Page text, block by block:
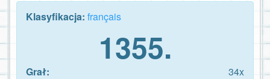
Klasyfikacja: français
1355.
Grał:
34x